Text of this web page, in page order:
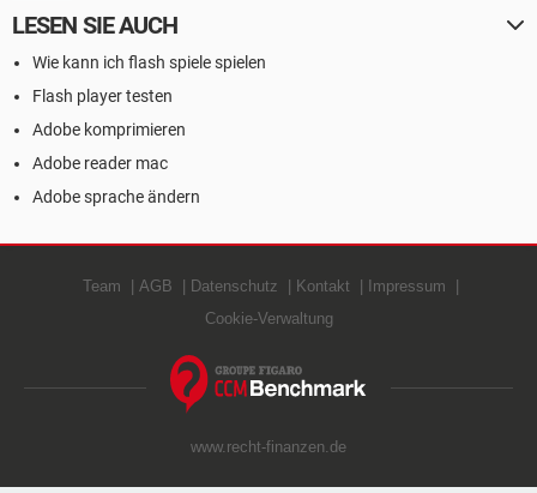
LESEN SIE AUCH
Wie kann ich flash spiele spielen
Flash player testen
Adobe komprimieren
Adobe reader mac
Adobe sprache ändern
Team AGB Datenschutz Kontakt
Impressum
Cookie-Verwaltung
www.recht-finanzen.de